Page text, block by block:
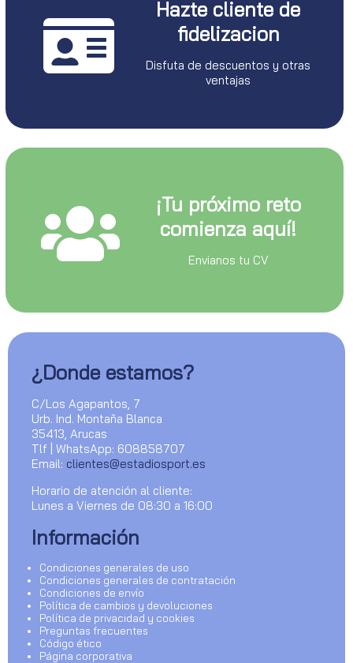
Hazte cliente de
fidelizacion
Disfuta de descuentos y otras
ventajas
¡Tu próximo reto
comienza aquí!
Envianos tu CV
¿Donde estamos?
C/Los Agapantos, 7
Urb. Ind. Montaña Blanca
35413, Arucas
Tlf | WhatsApp: 608858707
Email: clientes@estadiosport.es
Horario de atención al cliente:
Lunes a Viernes de 08:30 a 16:00
Información
Condiciones generales de uso
Condiciones generales de contratación
Condiciones de envío
Política de cambios y devoluciones
Política de privacidad y cookies
Preguntas frecuentes
Código ético
Página corporativa